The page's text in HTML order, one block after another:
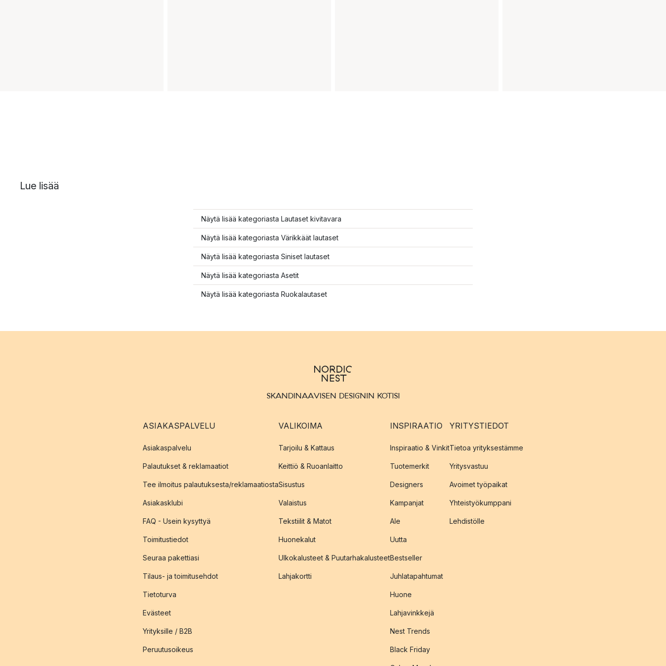
Lue lisää
Näytä lisää kategoriasta Lautaset kivitavara
Näytä lisää kategoriasta Värikkäät lautaset
Näytä lisää kategoriasta Siniset lautaset
Näytä lisää kategoriasta Asetit
Näytä lisää kategoriasta Ruokalautaset
SKANDINAAVISEN DESIGNIN KOTISI
ASIAKASPALVELU
Asiakaspalvelu
Palautukset & reklamaatiot
Tee ilmoitus palautuksesta/reklamaatiosta
Asiakasklubi
FAQ - Usein kysyttyä
Toimitustiedot
Seuraa pakettiasi
Tilaus- ja toimitusehdot
Tietoturva
Evästeet
Yrityksille / B2B
Peruutusoikeus
VALIKOIMA
Tarjoilu & Kattaus
Keittiö & Ruoanlaitto
Sisustus
Valaistus
Tekstiilit & Matot
Huonekalut
Ulkokalusteet & Puutarhakalusteet
Lahjakortti
INSPIRAATIO
Inspiraatio & Vinkit
Tuotemerkit
Designers
Kampanjat
Ale
Uutta
Bestseller
Juhlatapahtumat
Huone
Lahjavinkkejä
Nest Trends
Black Friday
YRITYSTIEDOT
Tietoa yrityksestämme
Yritysvastuu
Avoimet työpaikat
Yhteistyökumppani
Lehdistölle